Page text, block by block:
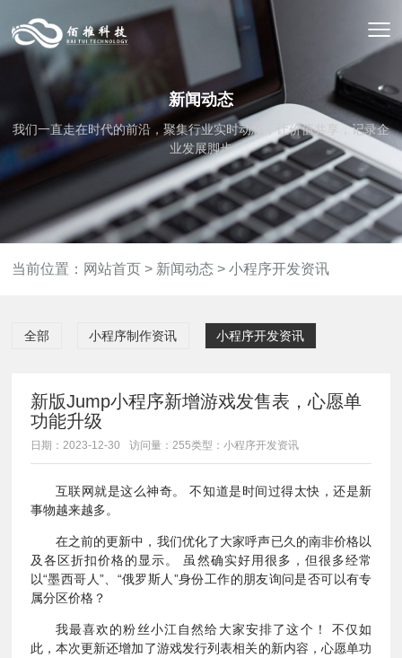
新闻动态
我们一直走在时代的前沿，聚集行业实时动态，让价值共享，记录企
业发展脚步
当前位置： 网站首页 > 新闻动态 >小程序开发资讯
全部 小程序制作资讯 小程序开发资讯
新版Jump小程序新增游戏发售表，心愿单
功能升级
日期：2023-12-30 访问量：255类型：小程序开发资讯
互联网就是这么神奇。 不知道是时间过得太快，还是新
事物越来越多。
在之前的更新中，我们优化了大家呼声已久的南非价格以
及各区折扣价格的显示。 虽然确实好用很多，但很多经常
以“墨西哥人”、“俄罗斯人”身份工作的朋友询问是否可以有专
属分区价格？
我最喜欢的粉丝小江自然给大家安排了这个！ 不仅如
此，本次更新还增加了游戏发行列表相关的新内容，心愿单功